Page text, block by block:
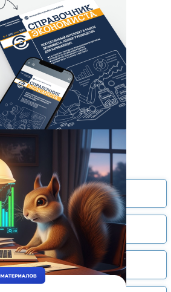
управленческий учет
деятельности